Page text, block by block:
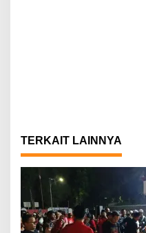
TERKAIT LAINNYA